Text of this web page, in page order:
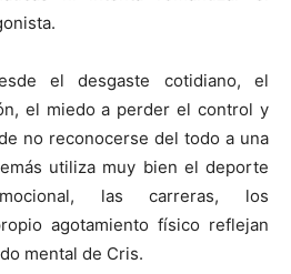
el desgaste cotidiano, el
el miedo a perder el control y
no reconocerse del todo a una
utiliza muy bien el deporte
las carreras, los
agotamiento físico reflejan
mental de Cris.